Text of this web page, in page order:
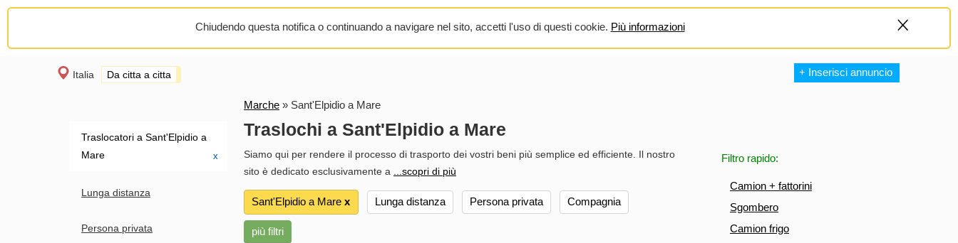
Chiudendo questa notifica o continuando a navigare nel sito, accetti l'uso di questi cookie. Più informazioni
Italia Da citta a citta +
+ Inserisci annuncio
Traslocatori a Sant'Elpidio a
Mare
х
Lunga distanza
Persona privata
Filtro rapido:
Camion + fattorini
Sgombero
Camion frigo
Marche » Sant'Elpidio a Mare
Traslochi a Sant'Elpidio a Mare
Siamo qui per rendere il processo di trasporto dei vostri beni più semplice ed efficiente. Il nostro
sito è dedicato esclusivamente a
...scopri di più
Sant'Elpidio a Mare х Lunga distanza Persona privata Compagnia
più filtri